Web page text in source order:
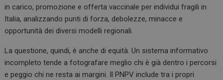
in carico, promozione e offerta vaccinale per individui fragili in
Italia, analizzando punti di forza, debolezze, minacce e
opportunità dei diversi modelli regionali.
La questione, quindi, è anche di equità. Un sistema informativo
incompleto tende a fotografare meglio chi è già dentro i percorsi
e peggio chi ne resta ai margini. Il PNPV include tra i propri